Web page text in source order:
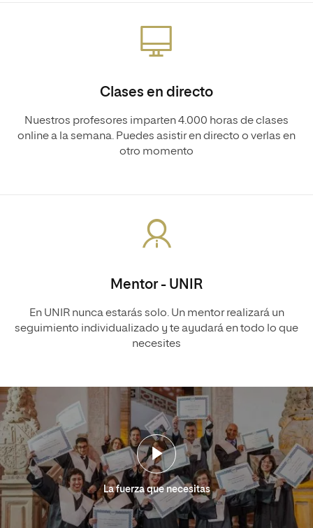
Clases en directo
Nuestros profesores imparten 4.000 horas de clases
online a la semana. Puedes asistir en directo o verlas en
otro momento
Mentor - UNIR
En UNIR nunca estarás solo. Un mentor realizará un
seguimiento individualizado y te ayudará en todo lo que
necesites
La fuerza que necesitas